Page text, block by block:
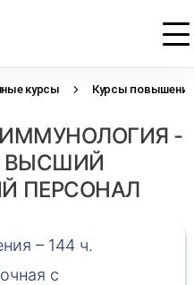
курсы Курсы повышения
-
ВЫСШИЙ
ПЕРСОНАЛ
– 144 ч.
с
наши специалисты
с Вами
наши специалисты
с Вами
14 ЗЕТ
наши специалисты
Вас